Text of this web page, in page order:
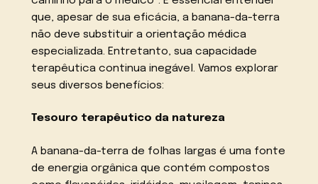
que, apesar de sua eficácia, a banana-da-terra
não deve substituir a orientação médica
especializada. Entretanto, sua capacidade
terapêutica continua inegável. Vamos explorar
seus diversos benefícios:
Tesouro terapêutico da natureza
A banana-da-terra de folhas largas é uma fonte
de energia orgânica que contém compostos